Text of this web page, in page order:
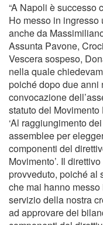
“A Napoli è successo
Ho messo in ingresso
anche da
Assunta Pavone,
Vescera sospeso,
nella quale
poiché dopo due anni
convocazione
statuto del
‘Al raggiungimento
assemblee per
componenti del
Movimento’. Il
provveduto, poiché al
che mai hanno
servizio della nostra
ad approvare dei